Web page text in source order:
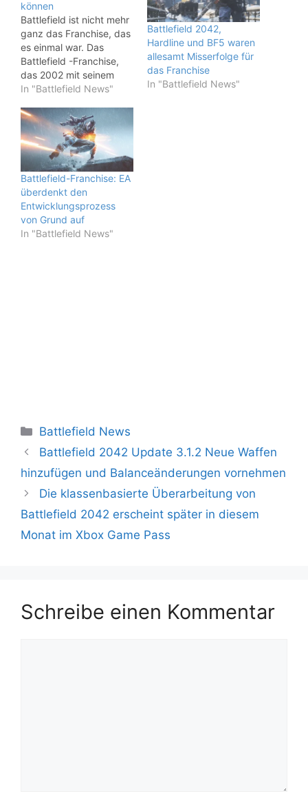
können
Battlefield ist nicht mehr
ganz das Franchise, das
es einmal war. Das
Battlefield -Franchise,
das 2002 mit seinem
Debüttitel Battlefield
bot etwas, das kein
anderer Militär-Shooter
zu dieser Zeit bieten
konnte. Während Call of
Duty einen großartigen
Bodenkampf hatte, Steel
Beasts ein solides
Panzer-Gameplay und
Combat…
In "Battlefield News"
Battlefield 2042,
Hardline und BF5 waren
allesamt Misserfolge für
das Franchise
In "Battlefield News"
Battlefield-Franchise: EA
überdenkt den
Entwicklungsprozess
von Grund auf
In "Battlefield News"
Kategorien
Battlefield News
Battlefield 2042 Update 3.1.2 Neue Waffen
hinzufügen und Balanceänderungen vornehmen
Die klassenbasierte Überarbeitung von
Battlefield 2042 erscheint später in diesem
Monat im Xbox Game Pass
Schreibe einen Kommentar